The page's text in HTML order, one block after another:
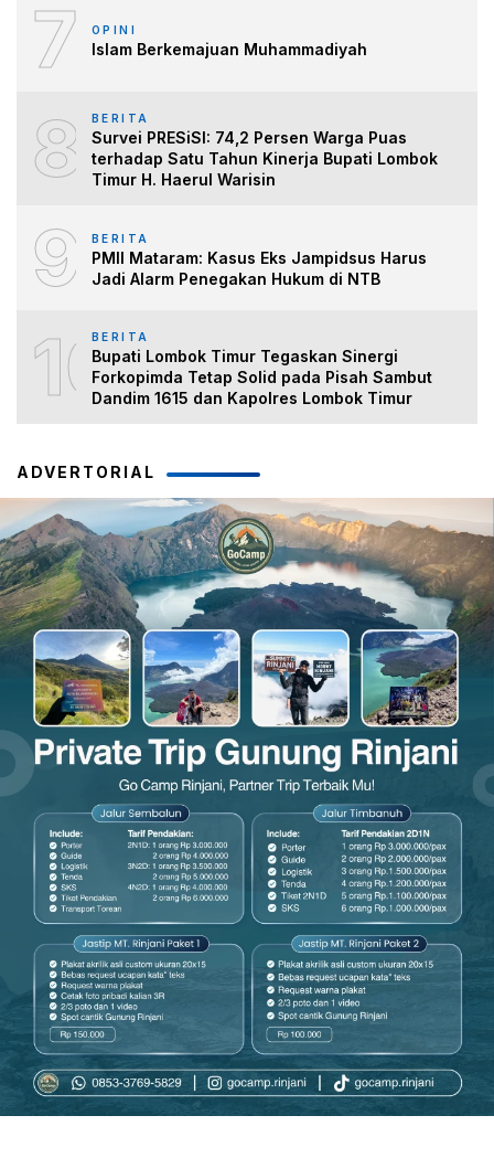
7 OPINI
Islam Berkemajuan Muhammadiyah
8 BERITA
Survei PRESiSI: 74,2 Persen Warga Puas
terhadap Satu Tahun Kinerja Bupati Lombok
Timur H. Haerul Warisin
9 BERITA
PMII Mataram: Kasus Eks Jampidsus Harus
Jadi Alarm Penegakan Hukum di NTB
10BERITA
Bupati Lombok Timur Tegaskan Sinergi
Forkopimda Tetap Solid pada Pisah Sambut
Dandim 1615 dan Kapolres Lombok Timur
ADVERTORIAL